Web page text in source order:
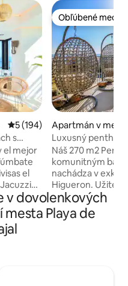
Priemerné ohodnotenie 5 z
5 (194)
s
el mejor
el
copa
en
El
Obľúbené medzi
Obľúbené medzi
Apartmán v
dena
Luxusný
a výhľadom na
Náš 270 m2
komunitným
nachádza v
Higueron. Užite
na more, pešiu
piesočnatých
hviezdičkový
v dovolenkových
Playa de